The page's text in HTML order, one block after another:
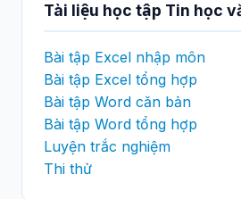
Tài liệu học tập Tin học
Bài tập Excel nhập môn
Bài tập Excel tổng hợp
Bài tập Word căn bản
Bài tập Word tổng hợp
Luyện trắc nghiệm
Thi thử